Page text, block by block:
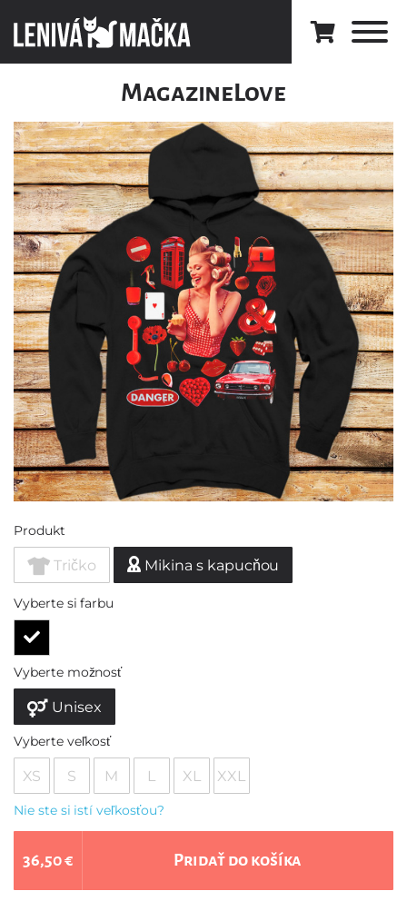
MagazineLove
Produkt
Tričko Mikina s kapucňou
Vyberte si farbu
Vyberte možnosť
Unisex
Vyberte veľkosť
XS S M L XL XXL
Nie ste si istí veľkosťou?
36,50 € Pridať do košíka